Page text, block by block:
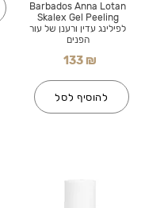
Barbados Anna Lotan
Skalex Gel Peeling
לפילינג עדין ורענן של עור
הפנים
133 ₪
להוסיף לסל